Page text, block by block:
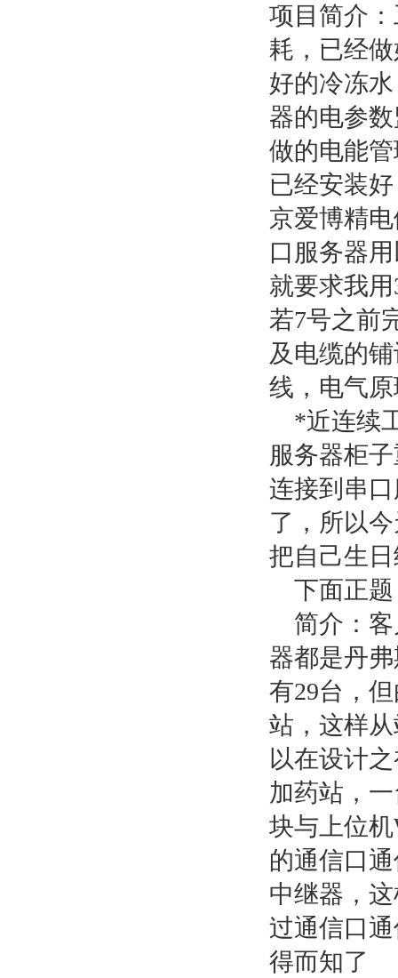
项目简介
耗，已经
好的冷冻
器的电参
做的电能
已经安装
京爱博精
口服务器
就要求我
若7号之前
及电缆的
线，电气
*近连续
服务器柜
连接到串
了，所以
把自己生
下面正题
简介：客
器都是丹
有29台，
站，这样
以在设计
加药站，
块与上位机
的通信口
中继器，
过通信口
得而知了